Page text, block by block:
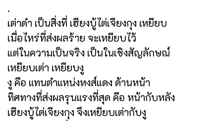
.
เต่าดำ เป็นสิ่งที่ เฮียงบู้ไต่เจียงกุง เหยียบ
เมื่อไหร่ที่ส่งผลร้าย จะเหยียบไว้
แต่ในความเป็นจริง เป็นในเชิงสัญลักษณ์
เหยียบเต่า เหยียบงู
งู คือ แทนตำแหน่งหงส์แดง ด้านหน้า
ทิศทางที่ส่งผลรุนแรงที่สุด คือ หน้ากับหลัง
เฮียงบู้ไต่เจียงกุง จึงเหยียบเต่ากับงู